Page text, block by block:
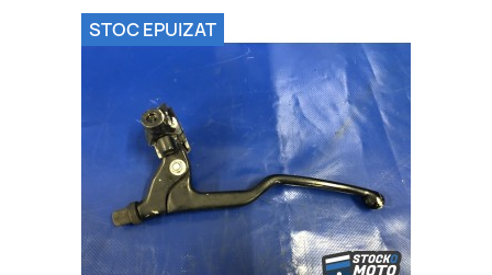
STOC EPUIZAT